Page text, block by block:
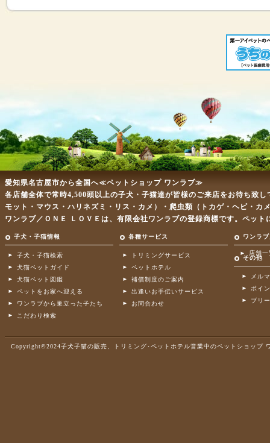
愛知県名古屋市から全国へ≪ペットショップ ワンラブ≫
各店舗全体で常時4,500頭以上の子犬・子猫達が皆様のご来店をお待ち致
モット・マウス・ハリネズミ・リス・カメ）・爬虫類（トカゲ・ヘビ・
ワンラブ／ＯＮＥ ＬＯＶＥは、有限会社ワンラブの登録商標です。ペッ
子犬・子猫情報 各種サービス ワンラ
子犬・子猫検索
犬猫ペットガイド
犬猫ペット図鑑
ペットをお家へ迎える
ワンラブから巣立った子たち
こだわり検索
トリミングサービス
ペットホテル
補償制度のご案内
出逢いお手伝いサービス
お問合わせ
店舗一
その他
メル
ポイ
ブリ
Copyright©2024子犬子猫の販売、トリミング･ペットホテル営業中のペットショップ